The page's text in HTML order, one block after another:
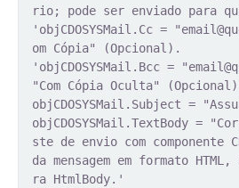
rio; pode ser enviado para
'objCDOSYSMail.Cc =
om Cópia" (Opcional).
'objCDOSYSMail.Bcc =
"Com Cópia Oculta"
objCDOSYSMail.Subject =
objCDOSYSMail.TextBody =
ste de envio com componente
da mensagem em formato
ra HtmlBody.'